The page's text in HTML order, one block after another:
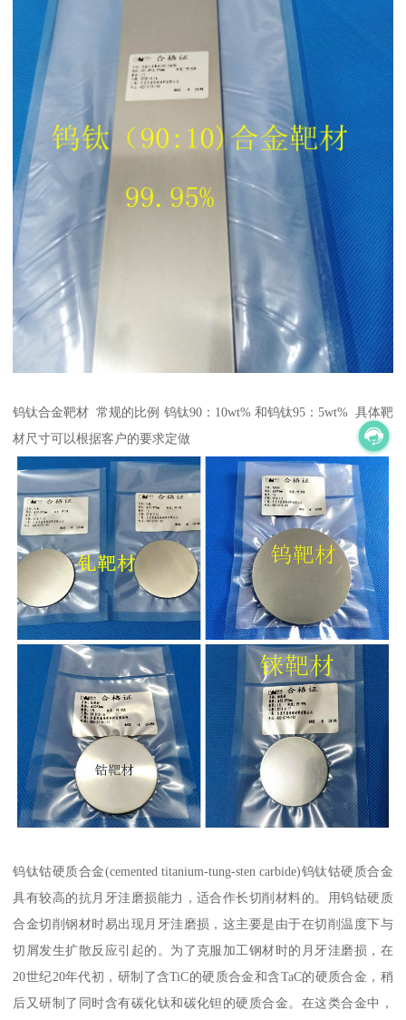
钨钛合金靶材 常规的比例 钨钛90：10wt% 和钨钛95：5wt% 具体靶
材尺寸可以根据客户的要求定做
钨钛钴硬质合金(cemented titanium-tung-sten carbide)钨钛钴硬质合金
具有较高的抗月牙洼磨损能力，适合作长切削材料的。用钨钴硬质
合金切削钢材时易出现月牙洼磨损，这主要是由于在切削温度下与
切屑发生扩散反应引起的。为了克服加工钢材时的月牙洼磨损，在
20世纪20年代初，研制了含TiC的硬质合金和含TaC的硬质合金，稍
后又研制了同时含有碳化钛和碳化钽的硬质合金。在这类合金中，